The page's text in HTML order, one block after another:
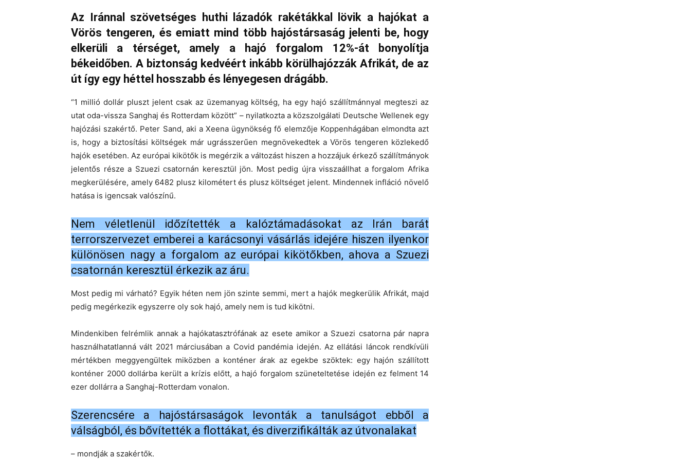
Az Iránnal szövetséges huthi lázadók rakétákkal lövik a hajókat a
Vörös tengeren, és emiatt mind több hajóstársaság jelenti be, hogy
elkerüli a térséget, amely a hajó forgalom 12%-át bonyolítja
békeidőben. A biztonság kedvéért inkább körülhajózzák Afrikát, de az
út így egy héttel hosszabb és lényegesen drágább.
“1 millió dollár pluszt jelent csak az üzemanyag költség, ha egy hajó szállítmánnyal megteszi az
utat oda-vissza Sanghaj és Rotterdam között” – nyilatkozta a közszolgálati Deutsche Wellenek egy
hajózási szakértő. Peter Sand, aki a Xeena ügynökség fő elemzője Koppenhágában elmondta azt
is, hogy a biztosítási költségek már ugrásszerűen megnövekedtek a Vörös tengeren közlekedő
hajók esetében. Az európai kikötők is megérzik a változást hiszen a hozzájuk érkező szállítmányok
jelentős része a Szuezi csatornán keresztül jön. Most pedig újra visszaállhat a forgalom Afrika
megkerülésére, amely 6482 plusz kilométert és plusz költséget jelent. Mindennek infláció növelő
hatása is igencsak valószínű.
Nem véletlenül időzítették a kalóztámadásokat az Irán barát
terrorszervezet emberei a karácsonyi vásárlás idejére hiszen ilyenkor
különösen nagy a forgalom az európai kikötőkben, ahova a Szuezi
csatornán keresztül érkezik az áru.
Most pedig mi várható? Egyik héten nem jön szinte semmi, mert a hajók megkerülik Afrikát, majd
pedig megérkezik egyszerre oly sok hajó, amely nem is tud kikötni.
Mindenkiben felrémlik annak a hajókatasztrófának az esete amikor a Szuezi csatorna pár napra
használhatatlanná vált 2021 márciusában a Covid pandémia idején. Az ellátási láncok rendkívüli
mértékben meggyengültek miközben a konténer árak az egekbe szöktek: egy hajón szállított
konténer 2000 dollárba került a krízis előtt, a hajó forgalom szüneteltetése idején ez felment 14
ezer dollárra a Sanghaj-Rotterdam vonalon.
Szerencsére a hajóstársaságok levonták a tanulságot ebből a
válságból, és bővítették a flottákat, és diverzifikálták az útvonalakat
– mondják a szakértők.